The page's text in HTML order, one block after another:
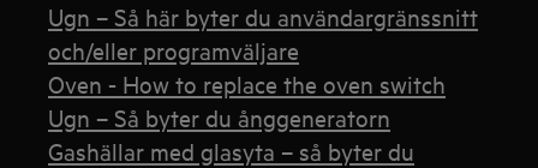
Ugn – Så här byter du användargränssnitt
och/eller programväljare
Oven - How to replace the oven switch
Ugn – Så byter du ånggeneratorn
Gashällar med glasyta – så byter du